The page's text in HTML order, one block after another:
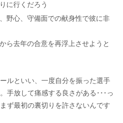
に行くだろう
野心、守備面での献身性で彼に非
ら去年の合意を再浮上させようと
ルといい、一度自分を振った選手
手放して痛感する良さがある･･･っ
ず最初の裏切りを許さないんです